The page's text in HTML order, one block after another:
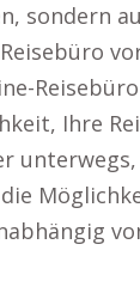
sondern
Ihre